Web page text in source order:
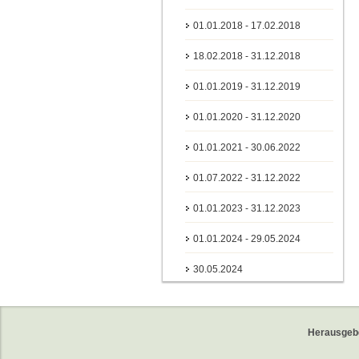
01.01.2018 - 17.02.2018
18.02.2018 - 31.12.2018
01.01.2019 - 31.12.2019
01.01.2020 - 31.12.2020
01.01.2021 - 30.06.2022
01.07.2022 - 31.12.2022
01.01.2023 - 31.12.2023
01.01.2024 - 29.05.2024
30.05.2024